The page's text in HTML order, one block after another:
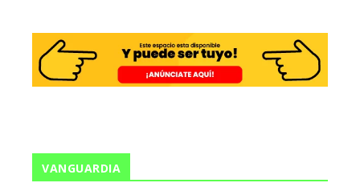
VANGUARDIA